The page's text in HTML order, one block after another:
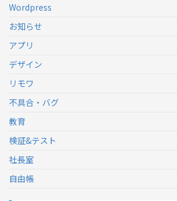
Wordpress
お知らせ
アプリ
デザイン
リモワ
不具合・バグ
教育
検証&テスト
社長室
自由帳